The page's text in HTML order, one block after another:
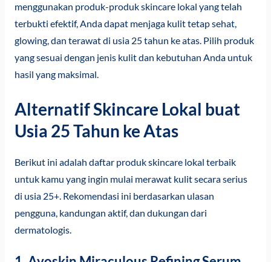
menggunakan produk-produk skincare lokal yang telah
terbukti efektif, Anda dapat menjaga kulit tetap sehat,
glowing, dan terawat di usia 25 tahun ke atas. Pilih produk
yang sesuai dengan jenis kulit dan kebutuhan Anda untuk
hasil yang maksimal.
Alternatif Skincare Lokal buat
Usia 25 Tahun ke Atas
Berikut ini adalah daftar produk skincare lokal terbaik
untuk kamu yang ingin mulai merawat kulit secara serius
di usia 25+. Rekomendasi ini berdasarkan ulasan
pengguna, kandungan aktif, dan dukungan dari
dermatologis.